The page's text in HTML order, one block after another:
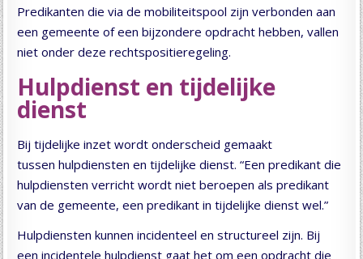
Predikanten die via de mobiliteitspool zijn verbonden aan
een gemeente of een bijzondere opdracht hebben, vallen
niet onder deze rechtspositieregeling.
Hulpdienst en tijdelijke
dienst
Bij tijdelijke inzet wordt onderscheid gemaakt
tussen hulpdiensten en tijdelijke dienst. “Een predikant die
hulpdiensten verricht wordt niet beroepen als predikant
van de gemeente, een predikant in tijdelijke dienst wel.”
Hulpdiensten kunnen incidenteel en structureel zijn. Bij
een incidentele hulpdienst gaat het om een opdracht die